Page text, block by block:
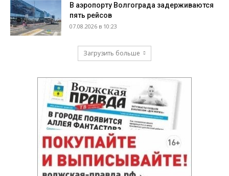
В аэропорту Волгограда задерживаются
пять рейсов
07.08.2026 в 10:23
Загрузить больше